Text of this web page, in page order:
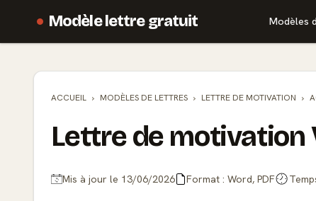
Modèle lettre gratuit Modèles
ACCUEIL MODÈLES DE LETTRES LETTRE DE MOTIVATION
Lettre de
Mis à jour le 13/06/2026 Format : Word, PDF